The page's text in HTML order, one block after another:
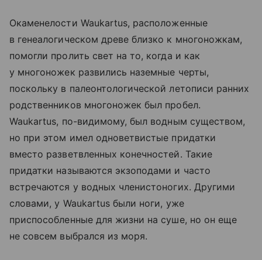
Окаменелости Waukartus, расположенные
в генеалогическом древе близко к многоножкам,
помогли пролить свет на то, когда и как
у многоножек развились наземные черты,
поскольку в палеонтологической летописи ранних
родственников многоножек был пробел.
Waukartus, по-видимому, был водным существом,
но при этом имел одноветвистые придатки
вместо разветвленных конечностей. Такие
придатки называются экзоподами и часто
встречаются у водных членистоногих. Другими
словами, у Waukartus были ноги, уже
приспособленные для жизни на суше, но он еще
не совсем выбрался из моря.